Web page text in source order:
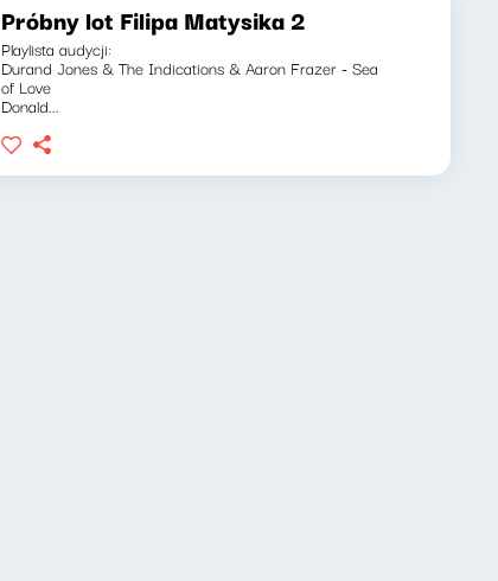
Próbny lot Filipa Matysika 2
Playlista audycji:
Durand Jones & The Indications & Aaron Frazer - Sea
of Love
Donald...